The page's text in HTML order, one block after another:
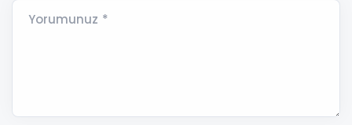
Yorumunuz *